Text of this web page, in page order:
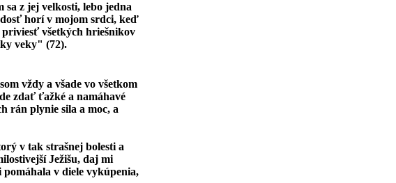
z jej velkosti, lebo jedna
horí v mojom srdci, keď
všetkých hriešnikov
veky" (72).
vždy a všade vo všetkom
zdať ťažké a namáhavé
rán plynie sila a moc, a
v tak strašnej bolesti a
Ježišu, daj mi
v diele vykúpenia,